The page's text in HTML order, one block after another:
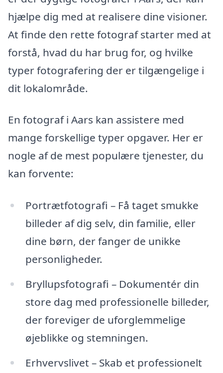
hjælpe dig med at realisere dine visioner.
At finde den rette fotograf starter med at
forstå, hvad du har brug for, og hvilke
typer fotografering der er tilgængelige i
dit lokalområde.
En fotograf i Aars kan assistere med
mange forskellige typer opgaver. Her er
nogle af de mest populære tjenester, du
kan forvente:
Portrætfotografi – Få taget smukke
billeder af dig selv, din familie, eller
dine børn, der fanger de unikke
personligheder.
Bryllupsfotografi – Dokumentér din
store dag med professionelle billeder,
der foreviger de uforglemmelige
øjeblikke og stemningen.
Erhvervslivet – Skab et professionelt